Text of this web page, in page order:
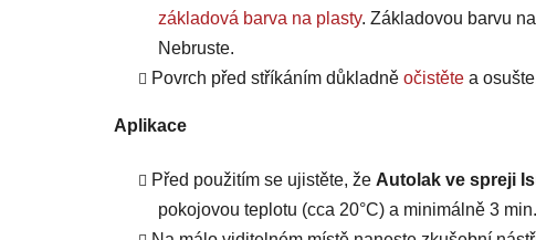
základová barva na plasty. Základovou barvu
Nebruste.
Povrch před stříkáním důkladně očistěte a
Aplikace
Před použitím se ujistěte, že Autolak ve spreji
pokojovou teplotu (cca 20°C) a minimálně 3